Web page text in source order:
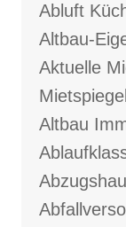
Abluft
Altbau-
Aktuelle
Mietspiegel
Altbau